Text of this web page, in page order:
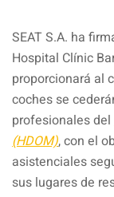
SEAT S.A. ha
Hospital Clínic
proporcionará al
coches se
profesionales del
(HDOM), con el
asistenciales
sus lugares de